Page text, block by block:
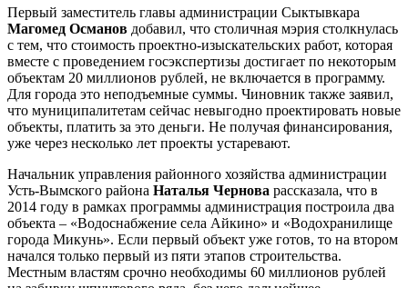
Первый заместитель главы администрации Сыктывкара
Магомед Османов добавил, что столичная мэрия столкнулась
с тем, что стоимость проектно-изыскательских работ, которая
вместе с проведением госэкспертизы достигает по некоторым
объектам 20 миллионов рублей, не включается в программу.
Для города это неподъемные суммы. Чиновник также заявил,
что муниципалитетам сейчас невыгодно проектировать новые
объекты, платить за это деньги. Не получая финансирования,
уже через несколько лет проекты устаревают.
Начальник управления районного хозяйства администрации
Усть-Вымского района Наталья Чернова рассказала, что в
2014 году в рамках программы администрация построила два
объекта – «Водоснабжение села Айкино» и «Водохранилище
города Микунь». Если первый объект уже готов, то на втором
начался только первый из пяти этапов строительства.
Местным властям срочно необходимы 60 миллионов рублей